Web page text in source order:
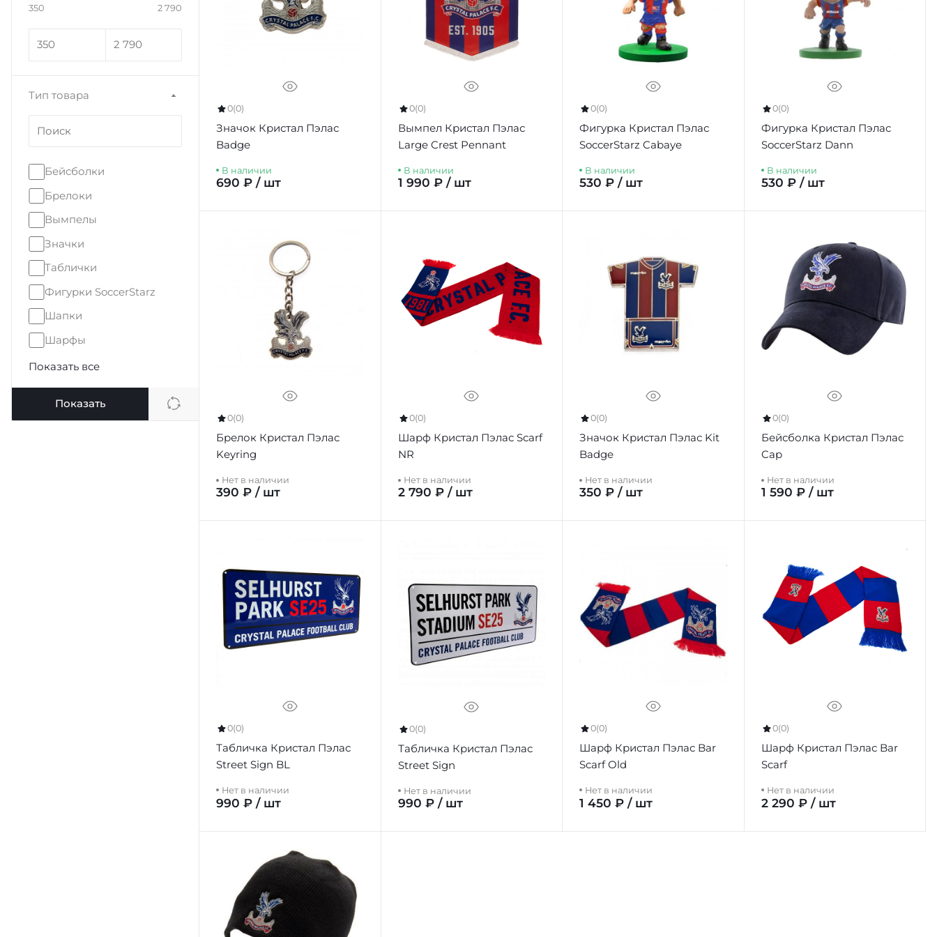
350 2 790
Тип товара
Бейсболки
Брелоки
Вымпелы
Значки
Таблички
Фигурки SoccerStarz
Шапки
Шарфы
Показать все
Показать
0(0)
Значок Кристал Пэлас
Badge
В наличии
690 ₽ / шт
0(0)
Вымпел Кристал Пэлас
Large Crest Pennant
В наличии
1 990 ₽ / шт
0(0)
Фигурка Кристал Пэлас
SoccerStarz Cabaye
В наличии
530 ₽ / шт
0(0)
Фигурка Кристал Пэлас
SoccerStarz Dann
В наличии
530 ₽ / шт
0(0)
Брелок Кристал Пэлас
Keyring
Нет в наличии
390 ₽ / шт
0(0)
Шарф Кристал Пэлас Scarf
NR
Нет в наличии
2 790 ₽ / шт
0(0)
Значок Кристал Пэлас Kit
Badge
Нет в наличии
350 ₽ / шт
0(0)
Бейсболка Кристал Пэлас
Cap
Нет в наличии
1 590 ₽ / шт
0(0)
Табличка Кристал Пэлас
Street Sign BL
Нет в наличии
990 ₽ / шт
0(0)
Табличка Кристал Пэлас
Street Sign
Нет в наличии
990 ₽ / шт
0(0)
Шарф Кристал Пэлас Bar
Scarf Old
Нет в наличии
1 450 ₽ / шт
0(0)
Шарф Кристал Пэлас Bar
Scarf
Нет в наличии
2 290 ₽ / шт